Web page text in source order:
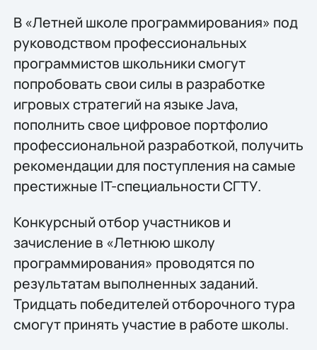
В «Летней школе программирования» под
руководством профессиональных
программистов школьники смогут
попробовать свои силы в разработке
игровых стратегий на языке Java,
пополнить свое цифровое портфолио
профессиональной разработкой, получить
рекомендации для поступления на самые
престижные IT-специальности СГТУ.
Конкурсный отбор участников и
зачисление в «Летнюю школу
программирования» проводятся по
результатам выполненных заданий.
Тридцать победителей отборочного тура
смогут принять участие в работе школы.